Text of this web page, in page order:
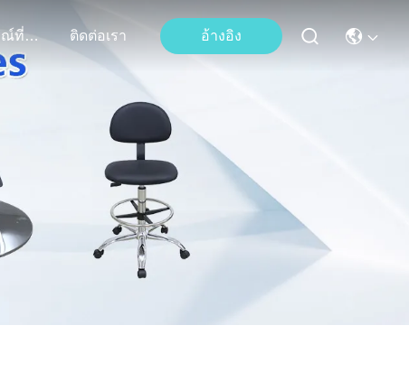
เหตุการณ์ที่เกิดขึ้น ติดต่อเรา อ้างอิง